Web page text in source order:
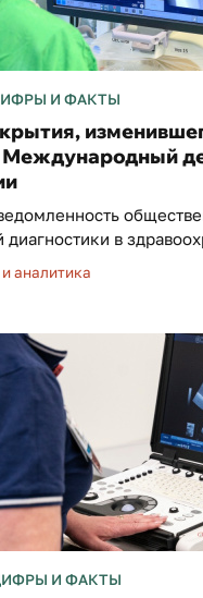
И ФАКТЫ
диагностики в
аналитика
И ФАКТЫ